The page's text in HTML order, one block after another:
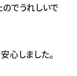
でうれしいで
心しました。